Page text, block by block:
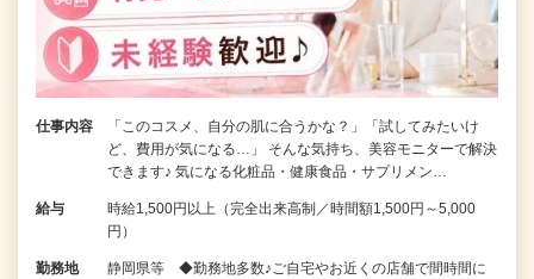
仕事内容
「このコスメ、自分の肌に合うかな？」「試してみたいけ
ど、費用が気になる…」 そんな気持ち、美容モニターで解決
できます♪ 気になる化粧品・健康食品・サプリメン…
給与
時給1,500円以上（完全出来高制／時間額1,500円～5,000
円）
勤務地
静岡県等 ◆勤務地多数♪ご自宅やお近くの店舗で間時間に